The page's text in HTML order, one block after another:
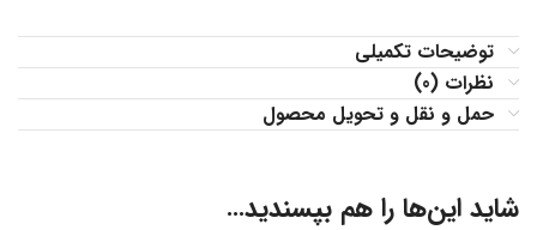
توضیحات تکمیلی
نظرات (0)
حمل و نقل و تحویل محصول
شاید این‌ها را هم بپسندید…